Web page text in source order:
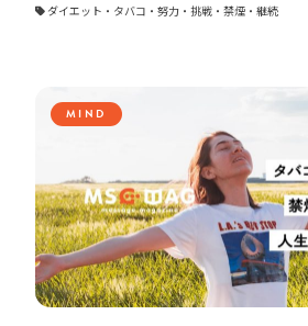
ら、ということについて僕の経験をお話ししたいと思
ダイエット ・ タバコ ・ 努力・ 挑戦・ 禁煙・ 継続
MIND